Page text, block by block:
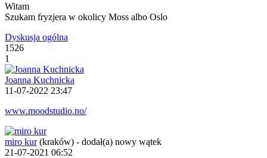
Witam
Szukam fryzjera w okolicy Moss albo Oslo
Dyskusja ogólna
1526
1
Joanna Kuchnicka
11-07-2022 23:47
www.moodstudio.no/
miro kur (kraków) - dodał(a) nowy wątek
21-07-2021 06:52